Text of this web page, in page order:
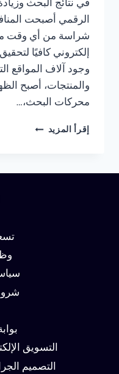
في نتائج البحث
الرقمي أصبحت
شراسة من أي وقت
إلكتروني كافيًا
وجود آلاف المواقع
والمنتجات، أصبح
محركات البحث،…
إقرأ المزيد شركة
التسويق
التصميم